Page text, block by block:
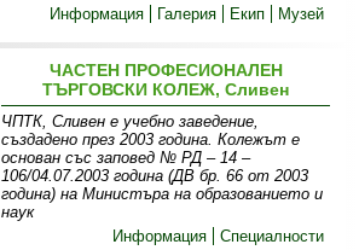
Информация
Галерия Екип Музей
ЧАСТЕН ПРОФЕСИОНАЛЕН
ТЪРГОВСКИ КОЛЕЖ, Сливен
ЧПТК, Сливен е учебно заведение,
създадено през 2003 година. Колежът е
основан със заповед № РД – 14 –
106/04.07.2003 година (ДВ бр. 66 от 2003
година) на Министъра на образованието и
наук
Информация
Специалности